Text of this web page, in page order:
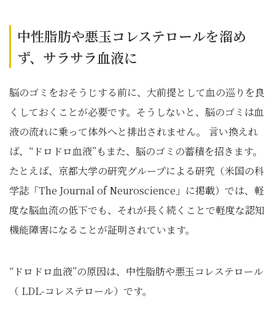
中性脂肪や悪玉コレステロールを溜め
ず、サラサラ血液に
脳のゴミをおそうじする前に、大前提として血の巡りを良
くしておくことが必要です。そうしないと、脳のゴミは血
液の流れに乗って体外へと排出されません。 言い換えれ
ば、“ドロドロ血液”もまた、脳のゴミの蓄積を招きます。
たとえば、京都大学の研究グループによる研究（米国の科
学誌「The Journal of Neuroscience」に掲載）では、軽
度な脳血流の低下でも、それが長く続くことで軽度な認知
機能障害になることが証明されています。
“ドロドロ血液”の原因は、中性脂肪や悪玉コレステロール
（ LDL-コレステロール）です。